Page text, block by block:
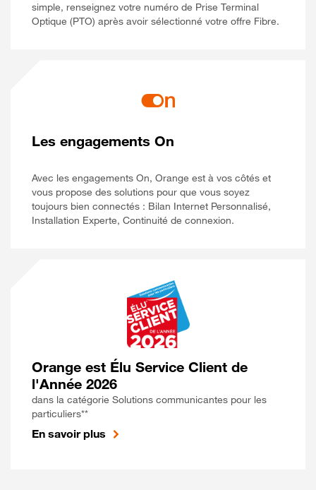
simple, renseignez votre numéro de Prise Terminal
Optique (PTO) après avoir sélectionné votre offre Fibre.
Les engagements On
Avec les engagements On, Orange est à vos côtés et
vous propose des solutions pour que vous soyez
toujours bien connectés : Bilan Internet Personnalisé,
Installation Experte, Continuité de connexion.
Orange est Élu Service Client de
l'Année 2026
dans la catégorie Solutions communicantes pour les
particuliers**
En savoir plus